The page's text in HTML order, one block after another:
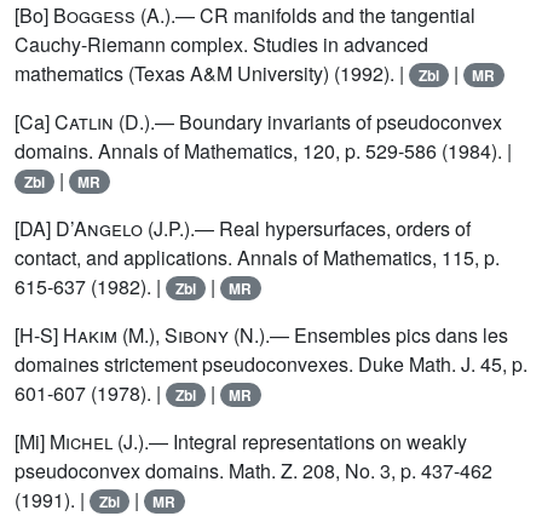
[Bo] Boggess (A.).— CR manifolds and the tangential
Cauchy-Riemann complex. Studies in advanced
mathematics (Texas A&M University) (1992). |
Zbl | MR
[Ca]Catlin (D.).— Boundary invariants of pseudoconvex
domains. Annals of Mathematics, 120, p. 529-586 (1984). |
Zbl | MR
[DA] D’Angelo (J.P.).— Real hypersurfaces, orders of
contact, and applications. Annals of Mathematics, 115, p.
615-637 (1982). |
Zbl | MR
[H-S] Hakim (M.), Sibony (N.).— Ensembles pics dans les
domaines strictement pseudoconvexes. Duke Math. J. 45, p.
601-607 (1978). |
Zbl | MR
[Mi] Michel (J.).— Integral representations on weakly
pseudoconvex domains. Math. Z. 208, No. 3, p. 437-462
(1991). |
Zbl | MR